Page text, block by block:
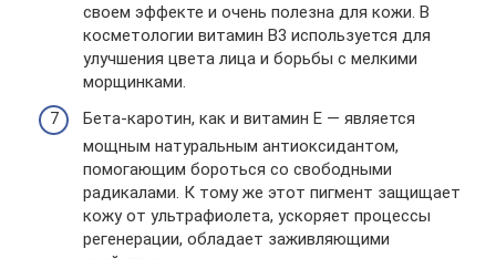
своем эффекте и очень полезна для кожи. В
косметологии витамин В3 используется для
улучшения цвета лица и борьбы с мелкими
морщинками.
Бета-каротин, как и витамин Е — является
мощным натуральным антиоксидантом,
помогающим бороться со свободными
радикалами. К тому же этот пигмент защищает
кожу от ультрафиолета, ускоряет процессы
регенерации, обладает заживляющими